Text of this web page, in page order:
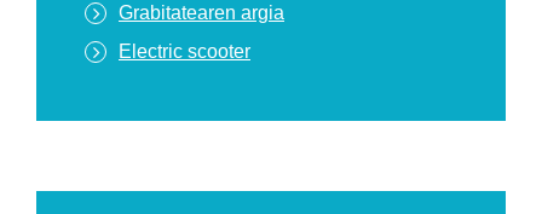
Grabitatearen argia
Electric scooter